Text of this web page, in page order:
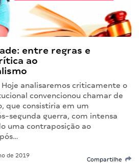
entre regras e
ao
Hoje analisaremos criticamente o
convencionou chamar de
que consistiria em um
segunda guerra, com intensa
uma contraposição ao
de 2019
Compartilhe